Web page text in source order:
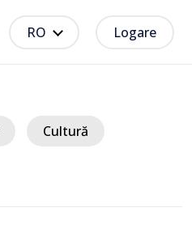
RO Logare
Cultură